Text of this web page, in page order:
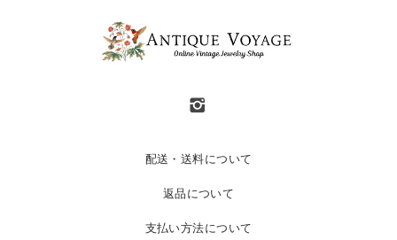
配送・送料について
返品について
支払い方法について